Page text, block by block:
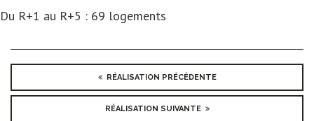
Du R+1 au R+5 : 69 logements
RÉALISATION PRÉCÉDENTE
RÉALISATION SUIVANTE